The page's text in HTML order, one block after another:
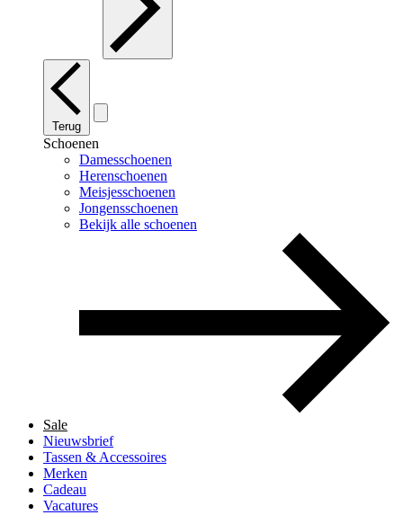
Terug
Schoenen
Damesschoenen
Herenschoenen
Meisjesschoenen
Jongensschoenen
Bekijk alle schoenen
Sale
Nieuwsbrief
Tassen & Accessoires
Merken
Cadeau
Vacatures